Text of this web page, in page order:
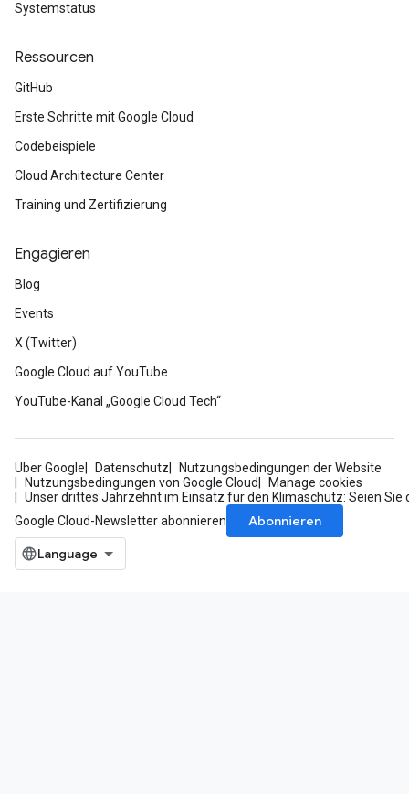
Systemstatus
Ressourcen
GitHub
Erste Schritte mit Google Cloud
Codebeispiele
Cloud Architecture Center
Training und Zertifizierung
Engagieren
Blog
Events
X (Twitter)
Google Cloud auf YouTube
YouTube-Kanal „Google Cloud Tech“
Über Google Datenschutz
Nutzungsbedingungen der Website
Nutzungsbedingungen von Google Cloud
Manage cookies
Unser drittes Jahrzehnt im Einsatz für den Klimaschutz: Seien Sie
Google Cloud-Newsletter abonnieren
Abonnieren